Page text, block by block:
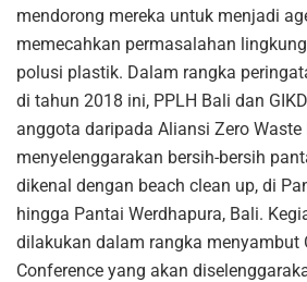
mendorong mereka untuk menjadi
memecahkan permasalahan
polusi plastik. Dalam rangka
di tahun 2018 ini, PPLH Bali dan
anggota daripada Aliansi Zero Waste
menyelenggarakan bersih-bersih
dikenal dengan beach clean up, di
hingga Pantai Werdhapura, Bali.
dilakukan dalam rangka menyambut
Conference yang akan